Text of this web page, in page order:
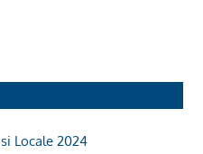
Locale 2024